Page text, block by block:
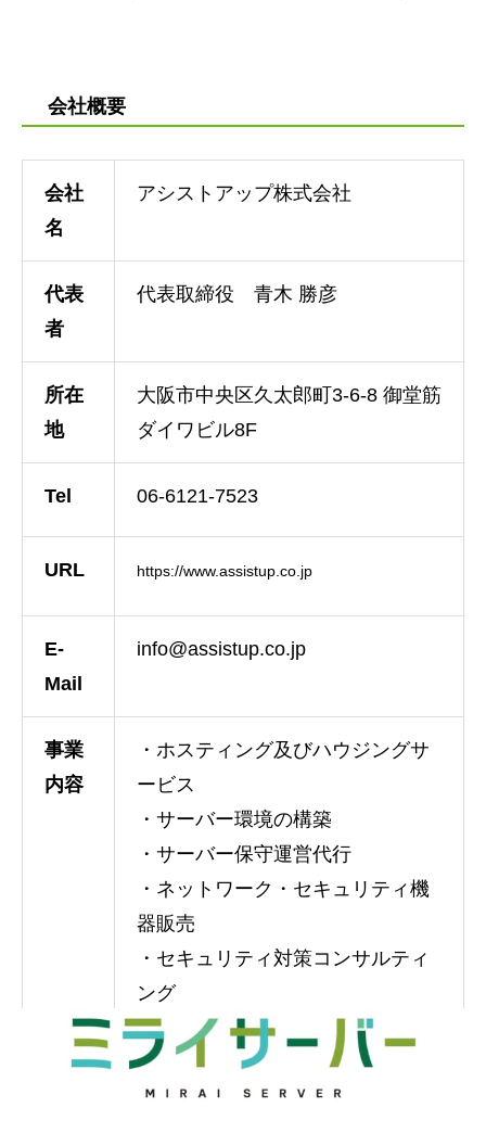
会社概要
会社
名
アシストアップ株式会社
代表
者
代表取締役 青木 勝彦
所在
地
大阪市中央区久太郎町3-6-8 御堂筋
ダイワビル8F
Tel 06-6121-7523
URL https://www.assistup.co.jp
E-
Mail
info@assistup.co.jp
事業
内容
・ホスティング及びハウジングサ
ービス
・サーバー環境の構築
・サーバー保守運営代行
・ネットワーク・セキュリティ機
器販売
・セキュリティ対策コンサルティ
ング
・各種ネットワーク構築